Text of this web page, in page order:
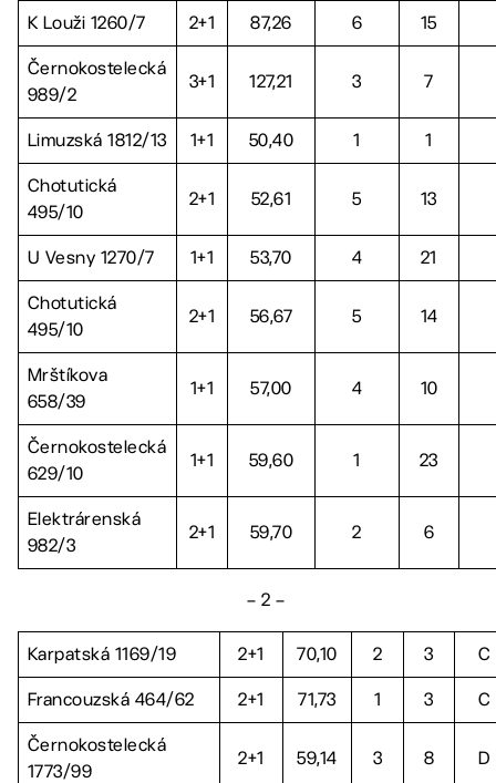
K Louži 1260/7 2+1 87,26 6 15
Černokostelecká
989/2
3+1 127,21 3 7
Limuzská 1812/13 1+1 50,40 1 1
Chotutická
495/10
2+1 52,61 5 13
U Vesny 1270/7 1+1 53,70 4 21
Chotutická
495/10
2+1 56,67 5 14
Mrštíkova
658/39
1+1 57,00 4 10
Černokostelecká
629/10
1+1 59,60 1 23
Elektrárenská
982/3
2+1 59,70 2 6
– 2 –
Karpatská 1169/19 2+1 70,10 2 3 C
Francouzská 464/62 2+1 71,73 1 3 C
Černokostelecká
1773/99
2+1 59,14 3 8 D